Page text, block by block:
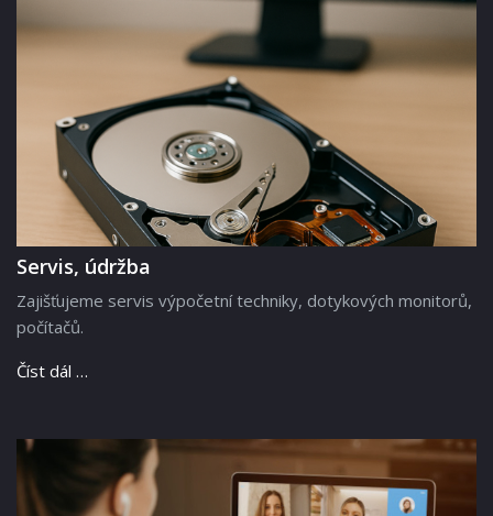
Servis, údržba
Zajišťujeme servis výpočetní techniky, dotykových monitorů,
počítačů.
Číst dál …